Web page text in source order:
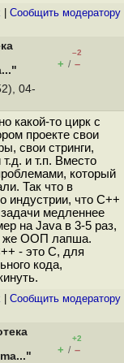
Cообщить модератору
–2
+ / –
04-
какой-то цирк с
проекте свои
свои стринги,
и т.п. Вместо
который
Так что в
индустрии, что С++
медленнее
на Java в 3-5 раз,
же ООП лапша.
- это C, для
кода,
Cообщить модератору
+2
+ / –